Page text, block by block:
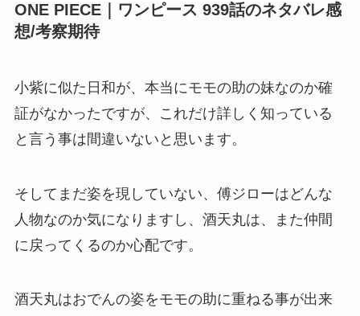
ONE PIECE｜ワンピース 939話のネタバレ感
想/考察期待
小紫に似た日和が、本当にモモの助の妹なのか確
証がなかったですが、これだけ詳しく知っている
と言う事は間違いないと思います。
そしてまだ姿を現していない、傅ジローはどんな
人物なのか気になりますし、酒天丸は、また仲間
に戻ってくるのか心配です。
酒天丸はおでんの姿をモモの助に重ねる事が出来